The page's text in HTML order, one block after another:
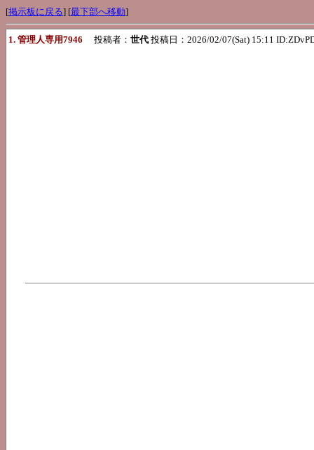
[掲示板に戻る] [最下部へ移動]
1. 管理人専用7946 投稿者： 世代 投稿日：2026/02/07(Sat) 15:11